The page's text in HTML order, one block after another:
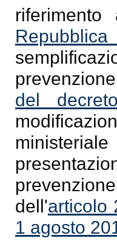
del
dell'articolo
1 agosto